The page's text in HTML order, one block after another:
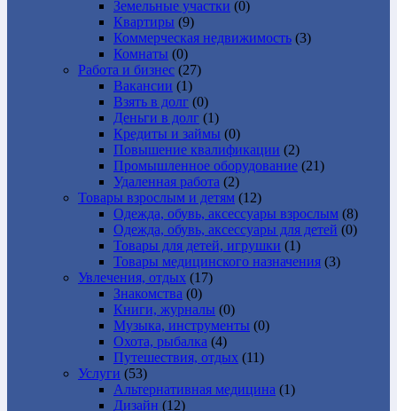
Земельные участки (0)
Квартиры (9)
Коммерческая недвижимость (3)
Комнаты (0)
Работа и бизнес (27)
Вакансии (1)
Взять в долг (0)
Деньги в долг (1)
Кредиты и займы (0)
Повышение квалификации (2)
Промышленное оборудование (21)
Удаленная работа (2)
Товары взрослым и детям (12)
Одежда, обувь, аксессуары взрослым (8)
Одежда, обувь, аксессуары для детей (0)
Товары для детей, игрушки (1)
Товары медицинского назначения (3)
Увлечения, отдых (17)
Знакомства (0)
Книги, журналы (0)
Музыка, инструменты (0)
Охота, рыбалка (4)
Путешествия, отдых (11)
Услуги (53)
Альтернативная медицина (1)
Дизайн (12)